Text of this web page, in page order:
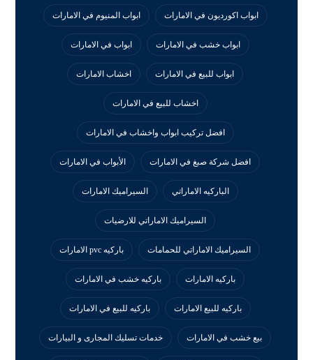
ابواب اكورديون في الامارات ابواب المنيوم في الامارات
ابواب خشب في الامارات ابواب في الامارات
ابواب للبيع في الامارات اخشاب الامارات
اخشاب للبيع في الامارات
افضل تركيب ابواب واخشاب في الامارات
افضل شركة صبغ في الامارات الأبواب في الامارات
الباركيه الاماراتي السيراميك الامارات
السيراميك الاماراتي للارضيات
السيراميك الاماراتي للحمامات باركيه pvc الامارات
باركيه الامارات باركيه خشب في الامارات
باركيه للبيع الامارات باركيه للبيع في الامارات
بيع خشب في الامارات خدمات تسليك المجارى و البيارات